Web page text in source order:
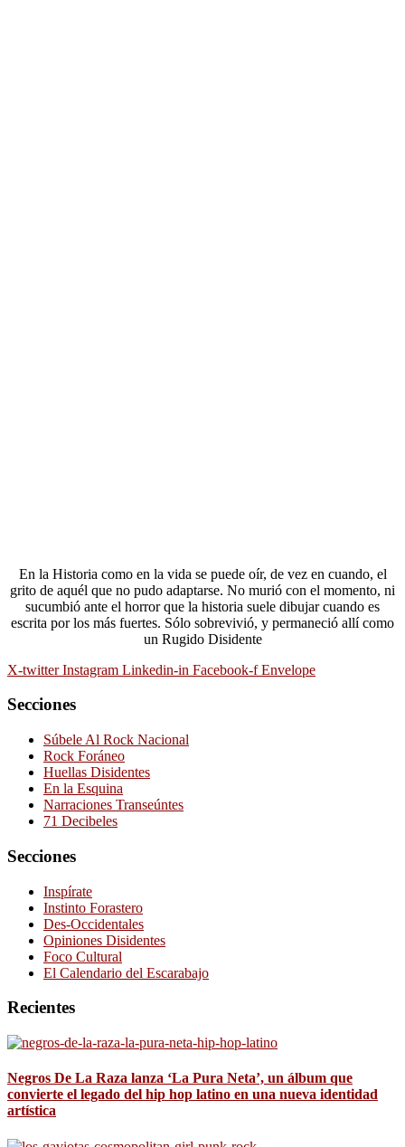
En la Historia como en la vida se puede oír, de vez en cuando, el
grito de aquél que no pudo adaptarse. No murió con el momento, ni
sucumbió ante el horror que la historia suele dibujar cuando es
escrita por los más fuertes. Sólo sobrevivió, y permaneció allí como
un Rugido Disidente
X-twitter Instagram Linkedin-in Facebook-f Envelope
Secciones
Súbele Al Rock Nacional
Rock Foráneo
Huellas Disidentes
En la Esquina
Narraciones Transeúntes
71 Decibeles
Secciones
Inspírate
Instinto Forastero
Des-Occidentales
Opiniones Disidentes
Foco Cultural
El Calendario del Escarabajo
Recientes
Negros De La Raza lanza ‘La Pura Neta’, un álbum que
convierte el legado del hip hop latino en una nueva identidad
artística